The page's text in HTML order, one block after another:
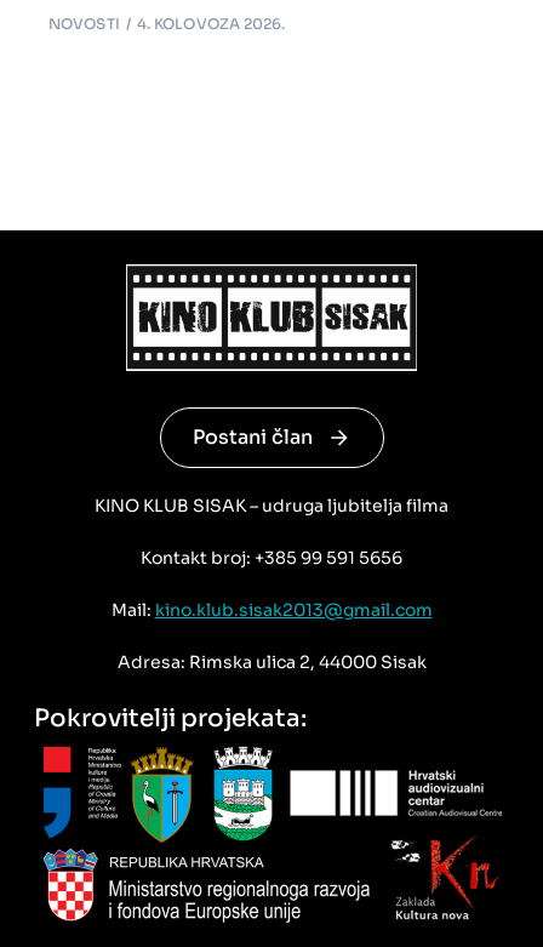
NOVOSTI 4. KOLOVOZA 2026.
Postani član
KINO KLUB SISAK – udruga ljubitelja filma
Kontakt broj: +385 99 591 5656
Mail: kino.klub.sisak2013@gmail.com
Adresa: Rimska ulica 2, 44000 Sisak
Pokrovitelji projekata: